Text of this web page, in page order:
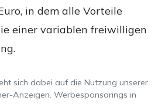
in dem alle Vorteile
einer variablen freiwilligen
sich dabei auf die Nutzung unserer
Anzeigen. Werbesponsorings in